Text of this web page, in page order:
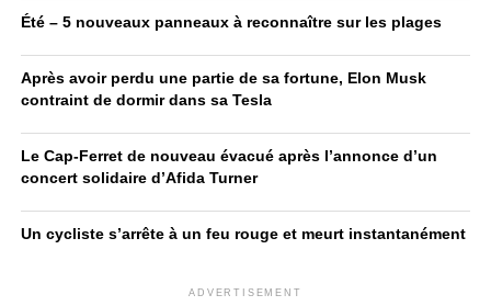
Été – 5 nouveaux panneaux à reconnaître sur les plages
Après avoir perdu une partie de sa fortune, Elon Musk
contraint de dormir dans sa Tesla
Le Cap-Ferret de nouveau évacué après l’annonce d’un
concert solidaire d’Afida Turner
Un cycliste s’arrête à un feu rouge et meurt instantanément
ADVERTISEMENT